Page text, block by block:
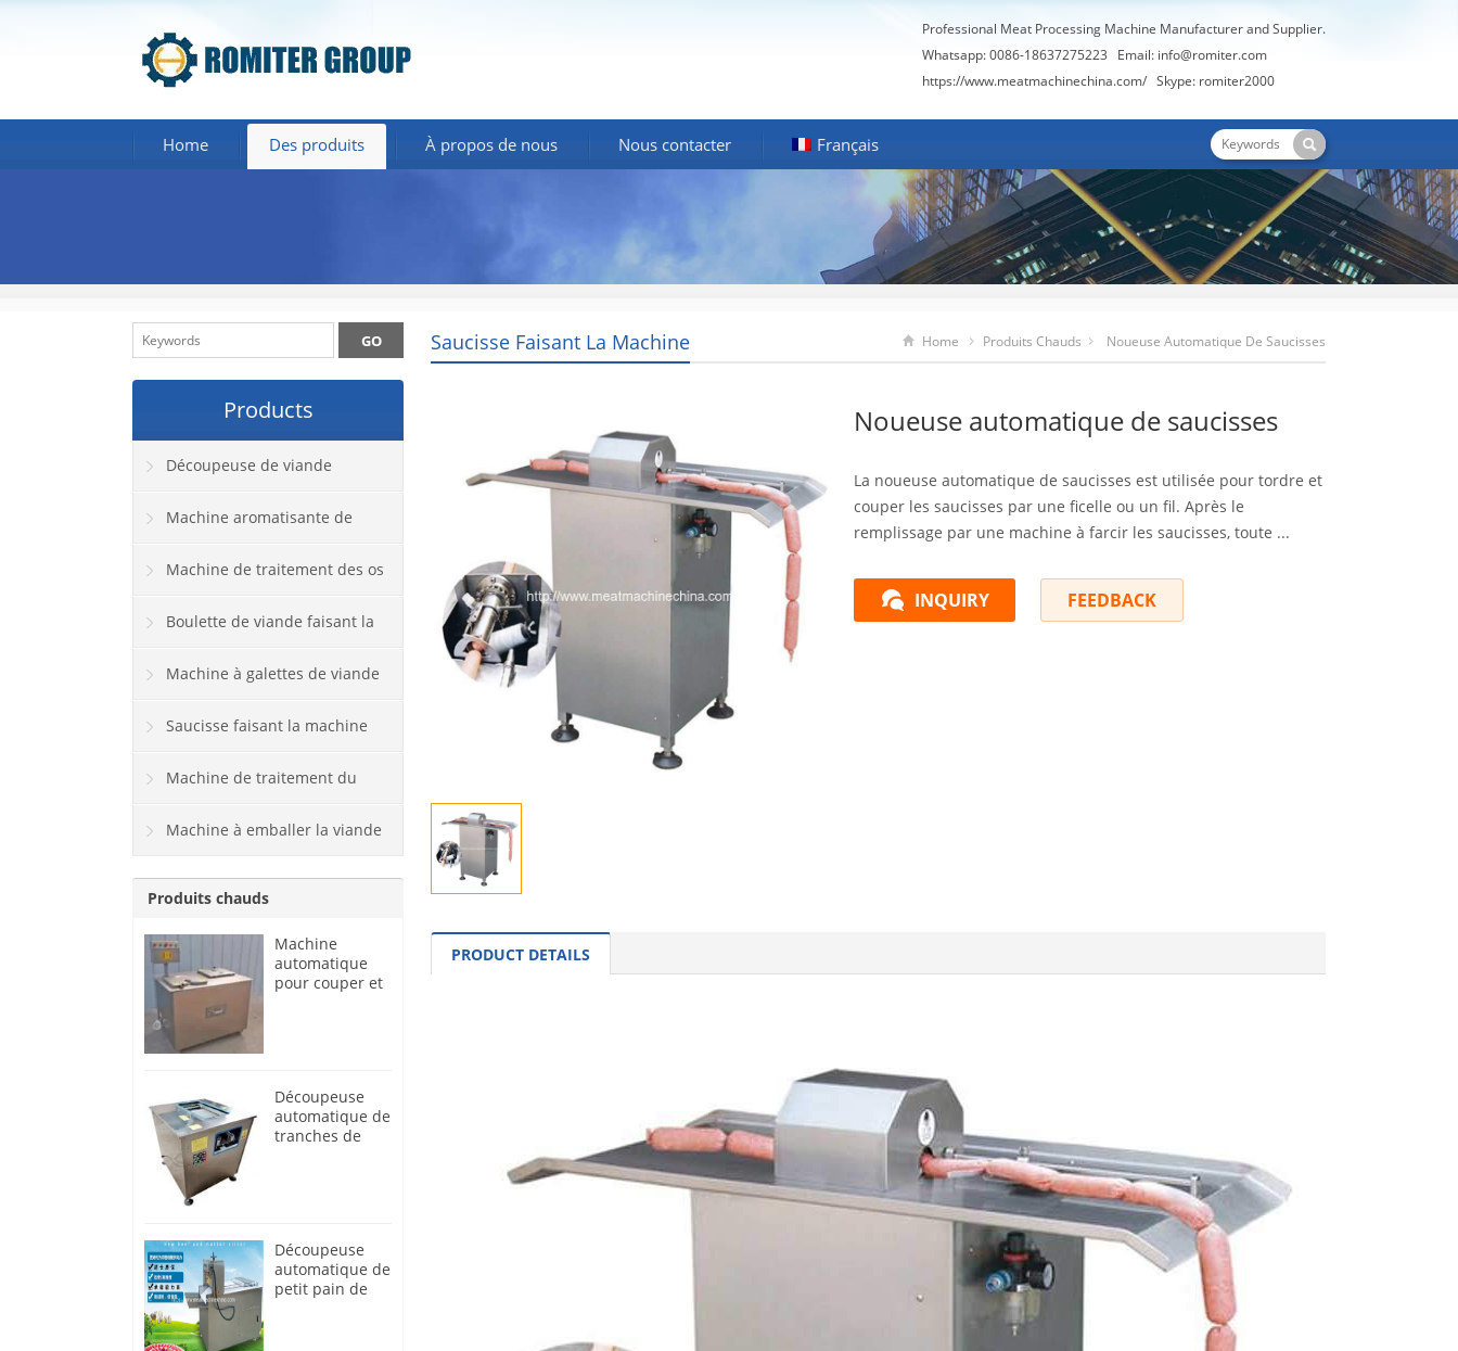
Professional Meat Processing Machine Manufacturer and Supplier.
Whatsapp: 0086-18637275223 Email: info@romiter.com
https://www.meatmachinechina.com/ Skype: romiter2000
Home Des produits À propos de nous Nous contacter Français
Saucisse Faisant La Machine Home Produits Chauds Noueuse Automatique De Saucisses
Noueuse automatique de saucisses
La noueuse automatique de saucisses est utilisée pour tordre et
couper les saucisses par une ficelle ou un fil. Après le
remplissage par une machine à farcir les saucisses, toute ...
INQUIRY FEEDBACK
PRODUCT DETAILS
Products
Découpeuse de viande
Machine aromatisante de
viandeMachine de traitement des os
Boulette de viande faisant la
machine
Machine à galettes de viande
Saucisse faisant la machine
Machine de traitement du
poissonMachine à emballer la viande
Produits chauds
Machine
automatique
pour couper et
Découpeuse
automatique de
tranches de
Découpeuse
automatique de
petit pain de